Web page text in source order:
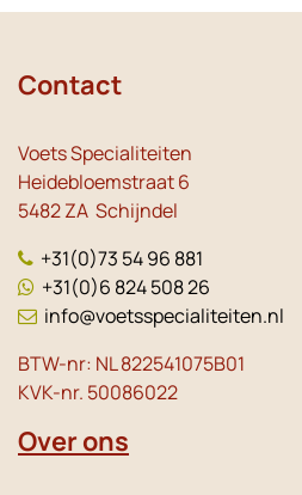
Contact
Voets Specialiteiten
Heidebloemstraat 6
5482 ZA Schijndel
+31(0)73 54 96 881
+31(0)6 824 508 26
info@voetsspecialiteiten.nl
BTW-nr: NL 822541075B01
KVK-nr. 50086022
Over ons